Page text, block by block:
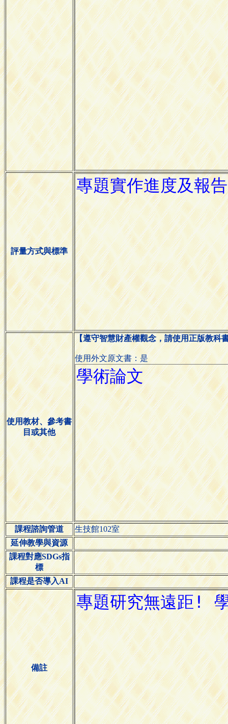
評量方式與標準
使用教材、參考書
目或其他
【遵守智慧財產權觀念，請使用正版教科
使用外文原文書：是
課程諮詢管道
生技館102室
延伸教學與資源
課程對應SDGs指
標
課程是否導入AI
備註